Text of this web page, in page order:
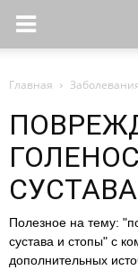
Главная
Полезное на тему:
сустава и стопы" с
дополнительных